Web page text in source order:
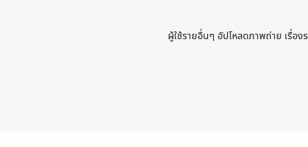
ผู้ใช้รายอื่นๆ อัปโหลดภาพถ่าย เรื่อง